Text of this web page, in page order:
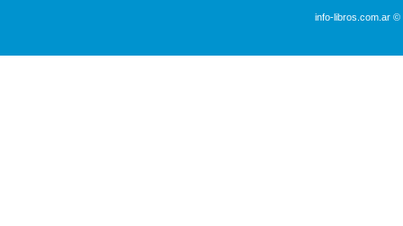
info-libros.com.ar